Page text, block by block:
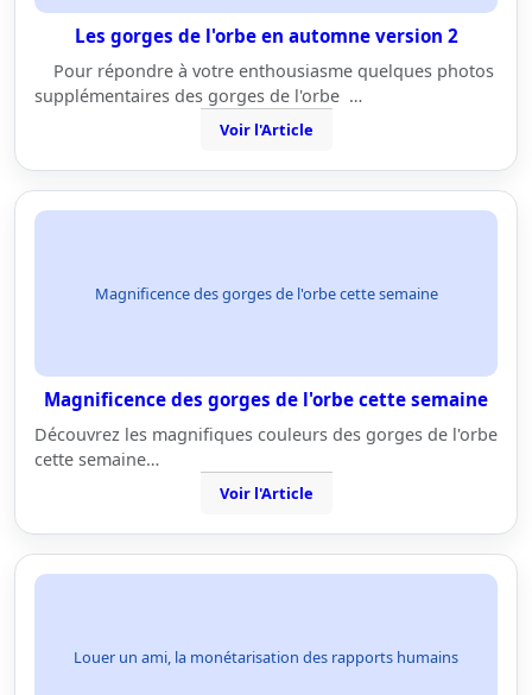
Les gorges de l'orbe en automne version 2
Pour répondre à votre enthousiasme quelques photos
supplémentaires des gorges de l'orbe …
Voir l'Article
Magnificence des gorges de l'orbe cette semaine
Magnificence des gorges de l'orbe cette semaine
Découvrez les magnifiques couleurs des gorges de l'orbe
cette semaine…
Voir l'Article
Louer un ami, la monétarisation des rapports humains